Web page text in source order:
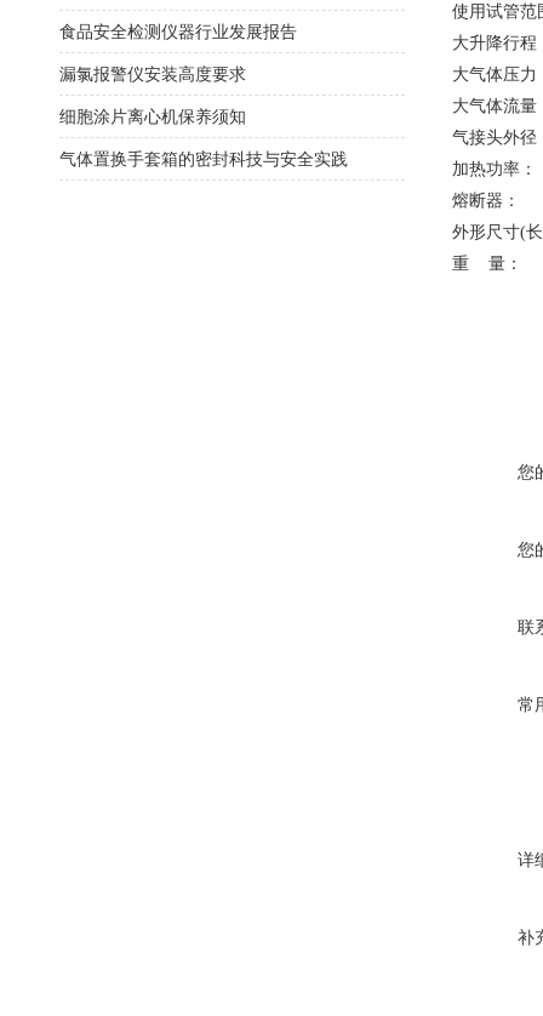
使用试管范
大升降
大气体
大气体
气接头
加热功
熔断器
外形尺寸(
重 量
您
您
联
常
详
补
食品安全检测仪器行业发展报告
漏氯报警仪安装高度要求
细胞涂片离心机保养须知
气体置换手套箱的密封科技与安全实践